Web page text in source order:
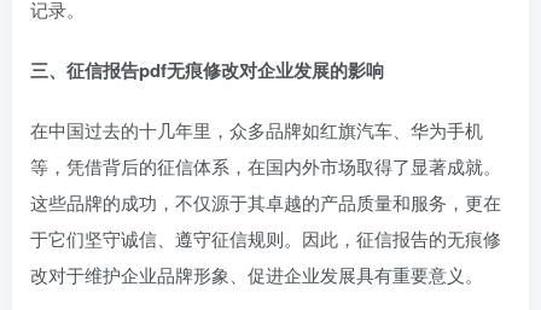
记录。
三、征信报告pdf无痕修改对企业发展的影响
在中国过去的十几年里，众多品牌如红旗汽车、华为手机
等，凭借背后的征信体系，在国内外市场取得了显著成就。
这些品牌的成功，不仅源于其卓越的产品质量和服务，更在
于它们坚守诚信、遵守征信规则。因此，征信报告的无痕修
改对于维护企业品牌形象、促进企业发展具有重要意义。